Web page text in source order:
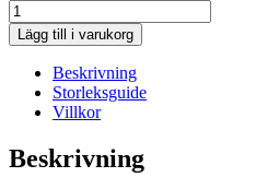
Lägg till i varukorg
Beskrivning
Storleksguide
Villkor
Beskrivning